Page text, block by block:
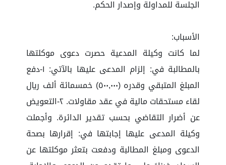
الجلسة للمداولة وإصدار الحكم.
الأسباب:
لما كانت وكيلة المدعية حصرت دعوى موكلتها
بالمطالبة في: إلزام المدعى عليها بالآتي: ١-دفع
المبلغ المتبقي وقدره (٥٠٠,٠٠٠) خمسمائة ألف ريال
لقاء مستحقات مالية في عقد مقاولات. ٢-التعويض
عن أضرار التقاضي بحسب تقدير الدائرة. وأجملت
وكيلة المدعى عليها إجابتها في: إقرارها بصحة
الدعوى ومبلغ المطالبة ودفعت بتعثر موكلتها عن